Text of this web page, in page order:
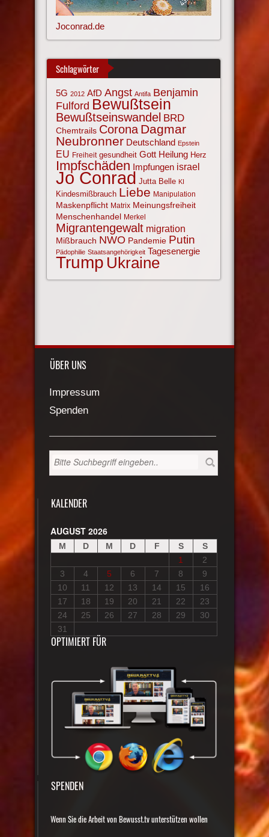
Joconrad.de
Schlagwörter
5G 2012 AfD Angst Antifa Benjamin
Fulford Bewußtsein
Bewußtseinswandel BRD
Chemtrails Corona Dagmar
Neubronner Deutschland Epstein
EU Freiheit gesundheit Gott Heilung Herz
Impfschäden Impfungen israel
Jo Conrad Jutta Belle KI
Kindesmißbrauch Liebe Manipulation
Maskenpflicht Matrix Meinungsfreiheit
Menschenhandel Merkel
Migrantengewalt migration
Mißbrauch NWO Pandemie Putin
Pädophilie Staatsangehörigkeit Tagesenergie
Trump Ukraine
ÜBER UNS
Impressum
Spenden
KALENDER
AUGUST 2026
M D M D F S
S
1
2
3
4 5 6 7 8
9
10
11 12 13 14 15
16
17
18 19 20 21 22
23
24
25 26 27 28 29
30
31
OPTIMIERT FÜR
SPENDEN
Wenn Sie die Arbeit von Bewusst.tv unterstützen wollen